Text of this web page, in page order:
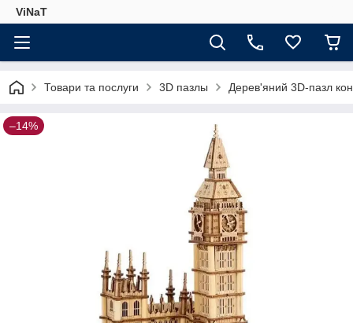
ViNaT
Товари та послуги 3D пазлы Дерев'яний 3D-пазл
–14%